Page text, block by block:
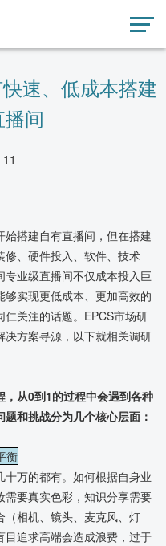
速、低成本搭建
间
搭建自有直播间，但在搭建
、硬件投入、软件、技术
业级直播间不仅成本投入巨
实现更低成本、更加高效的
关注的话题。 EPCS市场研
方案寻源，以下就相关调研
从0到1的过程中会遇到各种
和挑战分为几个核心层面：
衡
万的都有。如何根据自身业
要真实色彩，知识分享需要
相机、镜头、麦克风、灯
追求高端会造成浪费，过于